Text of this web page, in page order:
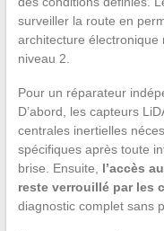
surveiller la route en
architecture électronique
niveau 2.
Pour un réparateur
D’abord, les capteurs
centrales inertielles
spécifiques après toute
brise. Ensuite, l’accès
reste verrouillé par les
diagnostic complet sans